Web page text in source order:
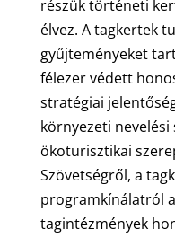
részük történeti
élvez. A tagkertek
gyűjteményeket
félezer védett
stratégiai
környezeti
ökoturisztikai
Szövetségről, a
programkínálatról a
tagintézmények